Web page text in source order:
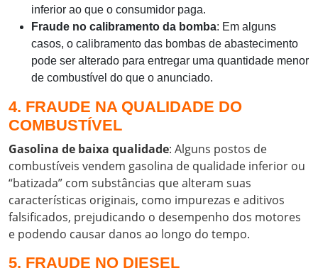
inferior ao que o consumidor paga.
Fraude no calibramento da bomba: Em alguns
casos, o calibramento das bombas de abastecimento
pode ser alterado para entregar uma quantidade menor
de combustível do que o anunciado.
4. FRAUDE NA QUALIDADE DO
COMBUSTÍVEL
Gasolina de baixa qualidade: Alguns postos de
combustíveis vendem gasolina de qualidade inferior ou
“batizada” com substâncias que alteram suas
características originais, como impurezas e aditivos
falsificados, prejudicando o desempenho dos motores
e podendo causar danos ao longo do tempo.
5. FRAUDE NO DIESEL